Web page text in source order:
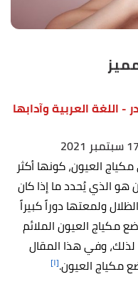
- اللغة العربية وآدابها
العيون، كونها أكثر
هو الذي يُحدد ما إذا كان
ولمعتها دوراً كبيراً
العيون الملائم
لذلك، وفي هذا المقال
مكياج العيون.[١]